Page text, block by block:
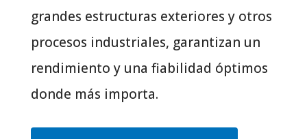
grandes estructuras exteriores y otros
procesos industriales, garantizan un
rendimiento y una fiabilidad óptimos
donde más importa.